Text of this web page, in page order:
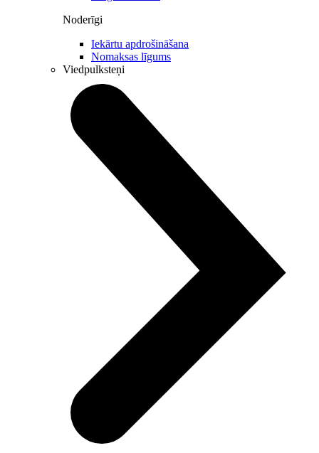
Noderīgi
Iekārtu apdrošināšana
Nomaksas līgums
Viedpulksteņi